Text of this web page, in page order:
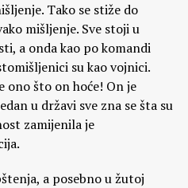
Tako se stiže do
mišljenje. Sve stoji u
a onda kao po komandi
su kao vojnici.
ono što on hoće! On je
u državi sve zna se šta su
zamijenila je
a posebno u žutoj